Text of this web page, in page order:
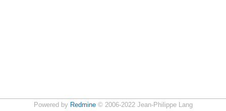
Powered by Redmine© 2006-2022 Jean-Philippe Lang